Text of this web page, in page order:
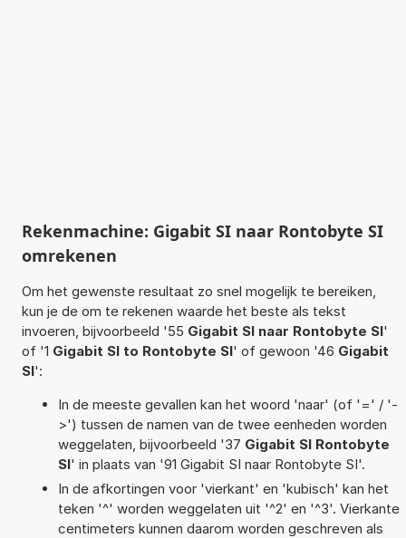
Rekenmachine: Gigabit SI naar Rontobyte SI
omrekenen
Om het gewenste resultaat zo snel mogelijk te bereiken,
kun je de om te rekenen waarde het beste als tekst
invoeren, bijvoorbeeld '55 Gigabit SI naar Rontobyte SI'
of '1 Gigabit SI to Rontobyte SI' of gewoon '46 Gigabit
SI':
In de meeste gevallen kan het woord 'naar' (of '=' / '-
>') tussen de namen van de twee eenheden worden
weggelaten, bijvoorbeeld '37 Gigabit SI Rontobyte
SI' in plaats van '91 Gigabit SI naar Rontobyte SI'.
In de afkortingen voor 'vierkant' en 'kubisch' kan het
teken '^' worden weggelaten uit '^2' en '^3'. Vierkante
centimeters kunnen daarom worden geschreven als